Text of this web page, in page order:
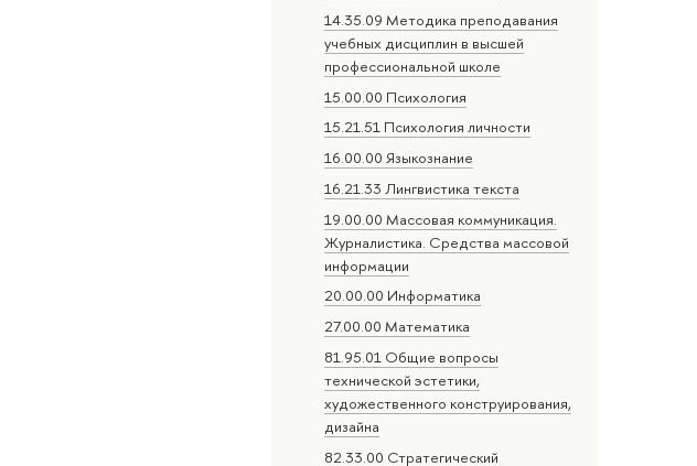
14.35.09 Методика преподавания
учебных дисциплин в высшей
профессиональной школе
15.00.00 Психология
15.21.51 Психология личности
16.00.00 Языкознание
16.21.33 Лингвистика текста
19.00.00 Массовая коммуникация.
Журналистика. Средства массовой
информации
20.00.00 Информатика
27.00.00 Математика
81.95.01 Общие вопросы
технической эстетики,
художественного конструирования,
дизайна
82.33.00 Стратегический